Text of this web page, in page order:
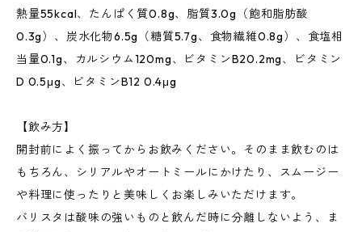
熱量55kcal、たんぱく質0.8g、脂質3.0g（飽和脂肪酸
0.3g）、炭水化物6.5g（糖質5.7g、食物繊維0.8g）、食塩相
当量0.1g、カルシウム120mg、ビタミンB20.2mg、ビタミン
D 0.5μg、ビタミンB12 0.4μg
【飲み方】
開封前によく振ってからお飲みください。そのまま飲むのは
もちろん、シリアルやオートミールにかけたり、スムージー
や料理に使ったりと美味しくお楽しみいただけます。
バリスタは酸味の強いものと飲んだ時に分離しないよう、ま